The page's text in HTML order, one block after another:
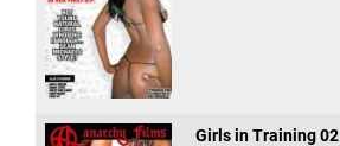
Girls in Training 02